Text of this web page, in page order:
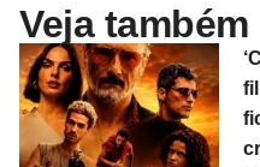
Veja também